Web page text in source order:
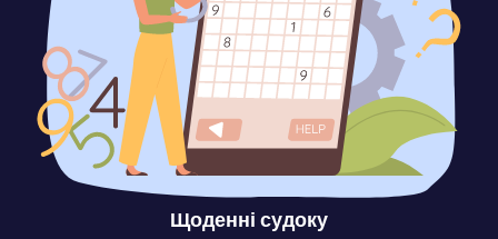
Щоденні судоку